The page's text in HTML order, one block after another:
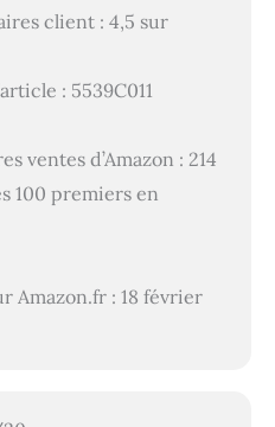
client : 4,5 sur
: 5539C011
ventes d’Amazon : 214
100 premiers en
Amazon.fr : 18 février